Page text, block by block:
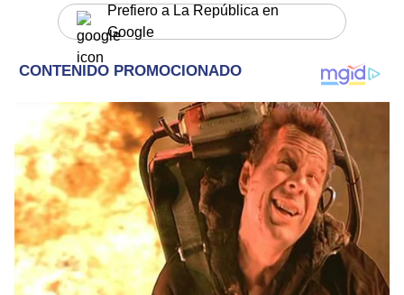
Prefiero a La República en
Google